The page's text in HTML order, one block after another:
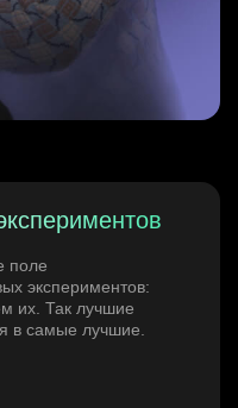
поле
экспериментов:
их. Так лучшие
в самые лучшие.